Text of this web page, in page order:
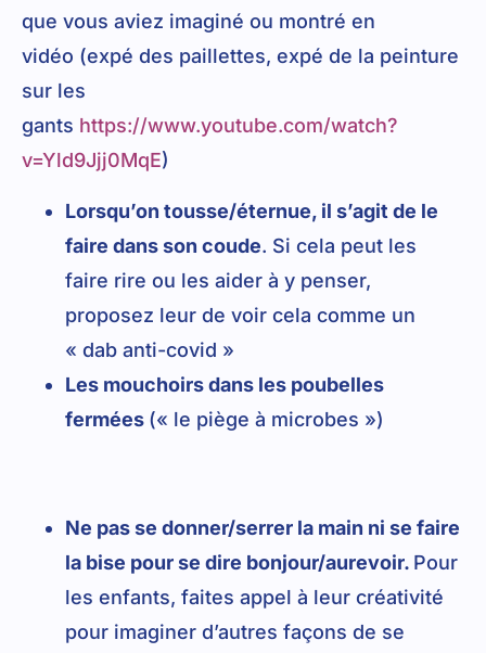
que vous aviez imaginé ou montré en
vidéo (expé des paillettes, expé de la peinture
sur les
gants https://www.youtube.com/watch?
v=Yld9Jjj0MqE)
Lorsqu’on tousse/éternue, il s’agit de le
faire dans son coude. Si cela peut les
faire rire ou les aider à y penser,
proposez leur de voir cela comme un
« dab anti-covid »
Les mouchoirs dans les poubelles
fermées (« le piège à microbes »)
Ne pas se donner/serrer la main ni se faire
la bise pour se dire bonjour/aurevoir. Pour
les enfants, faites appel à leur créativité
pour imaginer d’autres façons de se